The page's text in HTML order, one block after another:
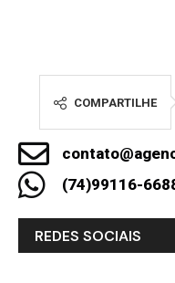
COMPARTILHE
(74)99116-
REDES SOCIAIS